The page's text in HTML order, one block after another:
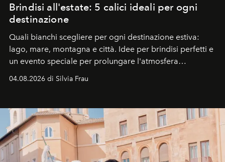
Brindisi all'estate: 5 calici ideali per ogni
destinazione
Quali bianchi scegliere per ogni destinazione estiva:
lago, mare, montagna e città. Idee per brindisi perfetti e
un evento speciale per prolungare l'atmosfera
04.08.2026 di Silvia Frau